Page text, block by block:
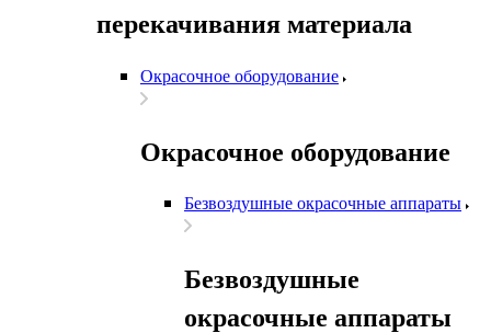
перекачивания материала
Окрасочное оборудование
Окрасочное оборудование
Безвоздушные окрасочные аппараты
Безвоздушные
окрасочные аппараты